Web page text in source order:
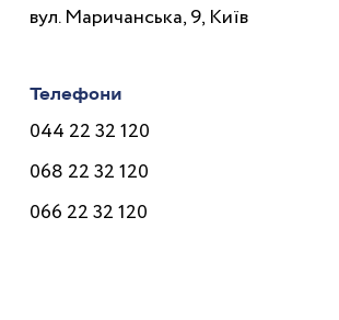
вул. Маричанська, 9, Київ
Телефони
044 22 32 120
068 22 32 120
066 22 32 120